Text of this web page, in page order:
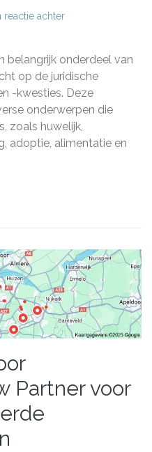
reactie achterop
van
Familierechten:
Huwelijk,
Scheiding
en
Ouderlijk
Gezag
belangrijk onderdeel van
op de juridische
-kwesties. Deze
onderwerpen die
zoals huwelijk,
adoptie, alimentatie en
Partner voor